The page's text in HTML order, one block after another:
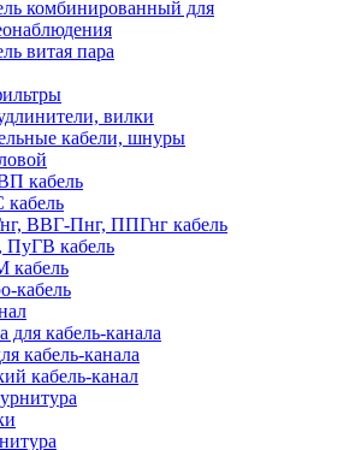
комбинированный для
витая пара
вилки
кабели, шнуры
кабель
ВВГ-Пнг, ППГнг кабель
ПуГВ кабель
кабель
кабель
для кабель-канала
кабель-канала
кабель-канал